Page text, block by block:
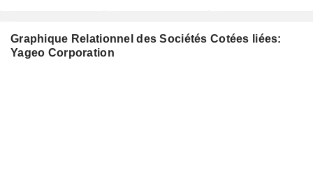
Graphique Relationnel des Sociétés Cotées liées:
Yageo Corporation